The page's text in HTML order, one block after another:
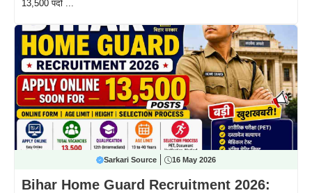
13,500 पदों ...
Sarkari Source 16 May 2026
Bihar Home Guard Recruitment 2026: